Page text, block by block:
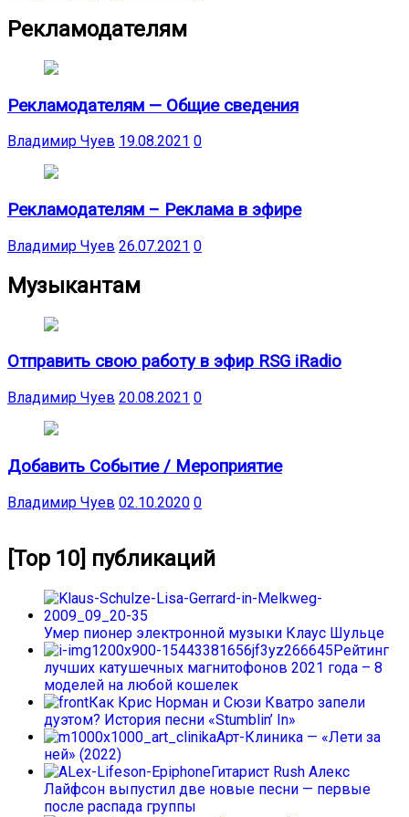
Рекламодателям
Рекламодателям — Общие сведения
Владимир Чуев 19.08.2021 0
Рекламодателям – Реклама в эфире
Владимир Чуев 26.07.2021 0
Музыкантам
Отправить свою работу в эфир RSG iRadio
Владимир Чуев 20.08.2021 0
Добавить Событие / Мероприятие
Владимир Чуев 02.10.2020 0
[Top 10] публикаций
Умер пионер электронной музыки Клаус Шульце
Рейтинг
лучших катушечных магнитофонов 2021 года – 8
моделей на любой кошелек
Как Крис Норман и Сюзи Кватро запели
дуэтом? История песни «Stumblin’ In»
Арт-Клиника — «Лети за
ней» (2022)
Гитарист Rush Алекс
Лайфсон выпустил две новые песни — первые
после распада группы